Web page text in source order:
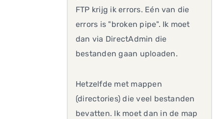
FTP krijg ik errors. Eén van die
errors is "broken pipe". Ik moet
dan via DirectAdmin die
bestanden gaan uploaden.
Hetzelfde met mappen
(directories) die veel bestanden
bevatten. Ik moet dan in de map